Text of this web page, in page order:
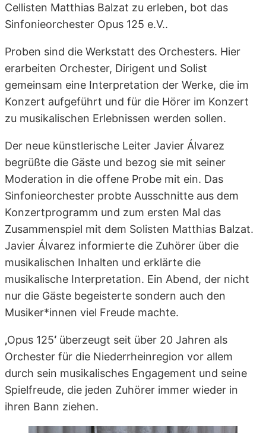
Cellisten Matthias Balzat zu erleben, bot das
Sinfonieorchester Opus 125 e.V..
Proben sind die Werkstatt des Orchesters. Hier
erarbeiten Orchester, Dirigent und Solist
gemeinsam eine Interpretation der Werke, die im
Konzert aufgeführt und für die Hörer im Konzert
zu musikalischen Erlebnissen werden sollen.
Der neue künstlerische Leiter Javier Álvarez
begrüßte die Gäste und bezog sie mit seiner
Moderation in die offene Probe mit ein. Das
Sinfonieorchester probte Ausschnitte aus dem
Konzertprogramm und zum ersten Mal das
Zusammenspiel mit dem Solisten Matthias Balzat.
Javier Álvarez informierte die Zuhörer über die
musikalischen Inhalten und erklärte die
musikalische Interpretation. Ein Abend, der nicht
nur die Gäste begeisterte sondern auch den
Musiker*innen viel Freude machte.
‚Opus 125‘ überzeugt seit über 20 Jahren als
Orchester für die Niederrheinregion vor allem
durch sein musikalisches Engagement und seine
Spielfreude, die jeden Zuhörer immer wieder in
ihren Bann ziehen.